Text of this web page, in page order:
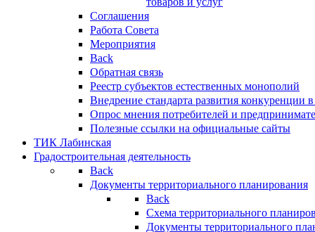
Соглашения
Работа Совета
Мероприятия
Back
Обратная связь
Реестр субъектов естественных монополий
Внедрение стандарта развития конкуренции
Опрос мнения потребителей и
Полезные ссылки на официальные сайты
ТИК Лабинская
Градостроительная деятельность
Back
Документы территориального планирования
Back
Схема территориального
Документы территориального